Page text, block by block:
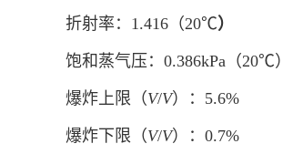
折射率：1.416（20℃）
饱和蒸气压：0.386kPa（20℃）
爆炸上限（V/V）：5.6%
爆炸下限（V/V）：0.7%